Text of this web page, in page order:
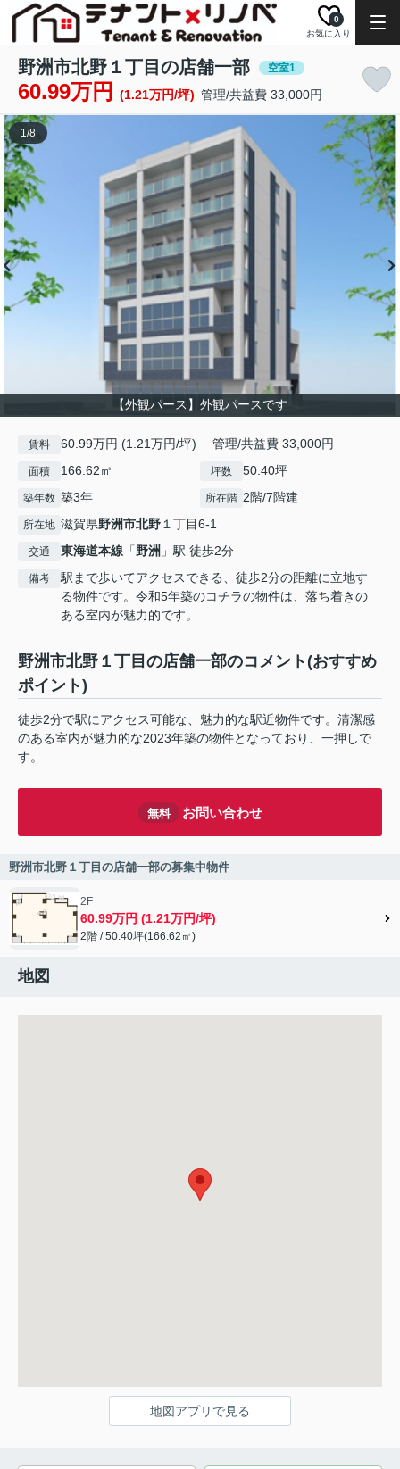
お気に入り
0
野洲市北野１丁目の店舗一部 空室1
60.99万円 (1.21万円/坪) 管理/共益費 33,000円
【外観パース】外観パースです
1/8
賃料 60.99万円 (1.21万円/坪) 管理/共益費 33,000円
面積 166.62㎡ 坪数 50.40坪
築年数 築3年 所在階 2階/7階建
所在地 滋賀県野洲市北野１丁目6-1
交通 東海道本線 「野洲 」駅 徒歩2分
備考
駅まで歩いてアクセスできる、徒歩2分の距離に立地す
る物件です。令和5年築のコチラの物件は、落ち着きの
ある室内が魅力的です。
野洲市北野１丁目の店舗一部のコメント(おすすめ
ポイント)
徒歩2分で駅にアクセス可能な、魅力的な駅近物件です。清潔感
のある室内が魅力的な2023年築の物件となっており、一押しで
す。
無料 お問い合わせ
野洲市北野１丁目の店舗一部の募集中物件
2F
60.99万円 (1.21万円/坪)
2階 / 50.40坪(166.62㎡)
地図
地図アプリで見る